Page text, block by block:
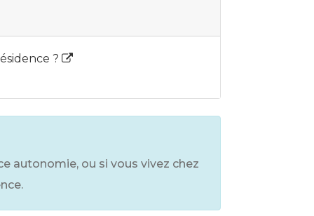
?
autonomie, ou si vous vivez chez